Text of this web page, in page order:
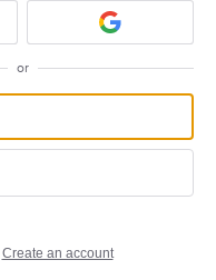
or
Create an account